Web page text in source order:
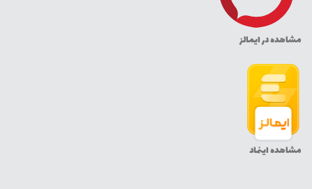
مشاهده در ایمالز
مشاهده اینماد